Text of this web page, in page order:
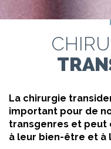
La chirurgie
important pour de
transgenres et
à leur bien-être et à